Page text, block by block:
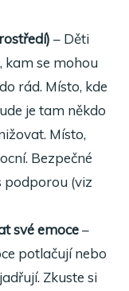
– Děti
kam se mohou
rád. Místo, kde
je tam někdo
Místo,
Bezpečné
podporou (viz
své emoce–
potlačují nebo
Zkuste si